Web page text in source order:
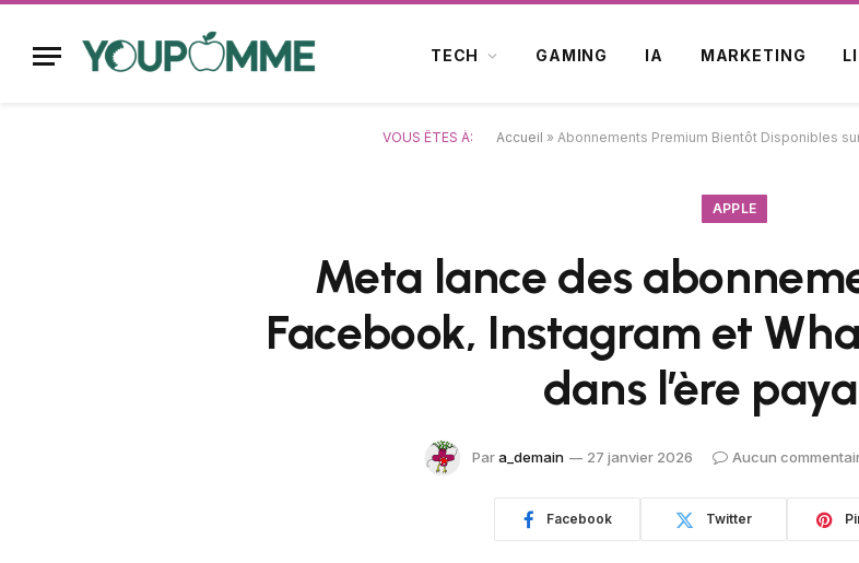
TECH GAMING IA MARKETING
VOUS ÊTES À: Accueil » Abonnements Premium Bientôt Disponibles
APPLE
Meta lance des
Facebook, Instagram et
dans l’ère
Par a_demain 27 janvier 2026 Aucun
Facebook Twitter